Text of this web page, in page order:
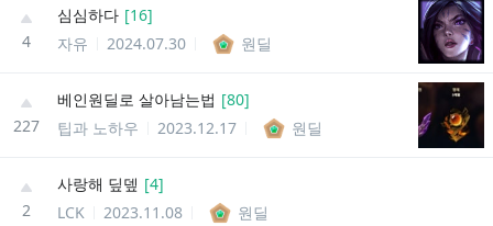
4
심심하다 [16]
자유
2024.07.30 원딜
227
베인원딜로 살아남는법 [80]
팁과 노하우
2023.12.17 원딜
2
사랑해 딮뎊 [4]
LCK
2023.11.08 원딜